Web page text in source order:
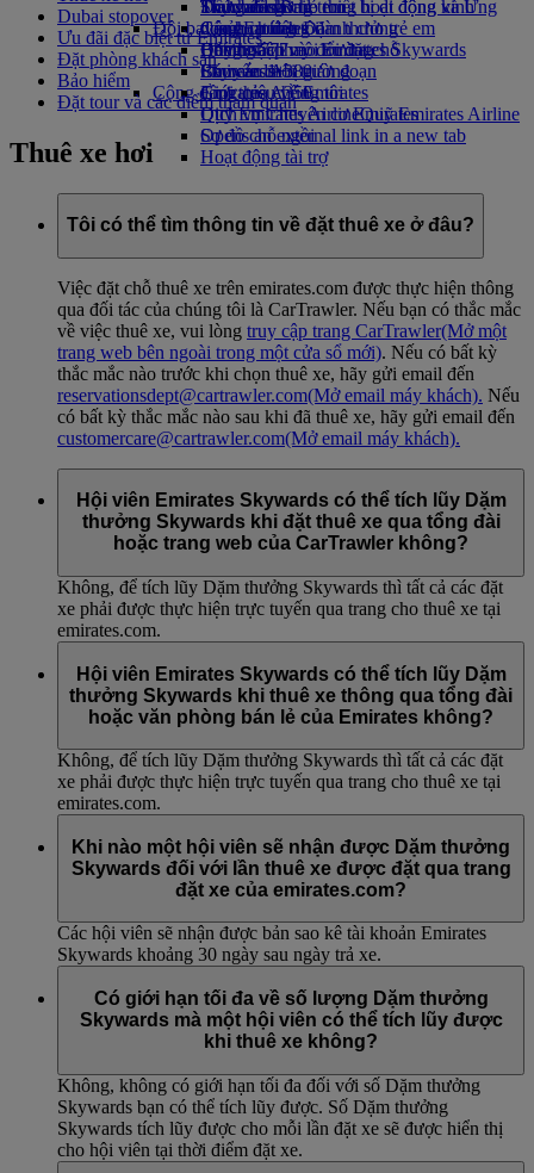
Thức uống
Đội bay của chúng tôi
Boeing 777
Emirates A380
Emirates A350
Dịch vụ Chuyên cơ Emirates
Sơ đồ chỗ ngồi
Đồ chơi cho trẻ em
Các hoạt động dành cho trẻ em
Tính bền vững trong hoạt động kinh
doanh
Chính sách môi trường
Báo cáo môi trường
Cộng đồng của chúng tôi
Quỹ Emirates AirlineQuỹ Emirates Airline
Opens an external link in a new tab
Hoạt động tài trợ
Skywards Rail
Công cụ tính Dặm thưởng
Đăng nhập vào Emirates Skywards
Skywards+
Trang dành cho thiết bị di động và Ứng
dụng Emirates
Hủy hoặc thay đổi đặt chỗ
Chuyến đi bị gián đoạn
Giới thiệu về Emirates
Dubai stopover
Ưu đãi đặc biệt từ Emirates
Đặt phòng khách sạn
Bảo hiểm
Đặt tour và các điểm tham quan
Thuê xe hơi
Tôi có thể tìm thông tin về đặt thuê xe ở đâu?
Việc đặt chỗ thuê xe trên emirates.com được thực hiện thông
qua đối tác của chúng tôi là CarTrawler. Nếu bạn có thắc mắc
về việc thuê xe, vui lòng truy cập trang CarTrawler(Mở một
trang web bên ngoài trong một cửa sổ mới). Nếu có bất kỳ
thắc mắc nào trước khi chọn thuê xe, hãy gửi email đến
reservationsdept@cartrawler.com(Mở email máy khách). Nếu
có bất kỳ thắc mắc nào sau khi đã thuê xe, hãy gửi email đến
customercare@cartrawler.com(Mở email máy khách).
Hội viên Emirates Skywards có thể tích lũy Dặm
thưởng Skywards khi đặt thuê xe qua tổng đài
hoặc trang web của CarTrawler không?
Không, để tích lũy Dặm thưởng Skywards thì tất cả các đặt
xe phải được thực hiện trực tuyến qua trang cho thuê xe tại
emirates.com.
Hội viên Emirates Skywards có thể tích lũy Dặm
thưởng Skywards khi thuê xe thông qua tổng đài
hoặc văn phòng bán lẻ của Emirates không?
Không, để tích lũy Dặm thưởng Skywards thì tất cả các đặt
xe phải được thực hiện trực tuyến qua trang cho thuê xe tại
emirates.com.
Khi nào một hội viên sẽ nhận được Dặm thưởng
Skywards đối với lần thuê xe được đặt qua trang
đặt xe của emirates.com?
Các hội viên sẽ nhận được bản sao kê tài khoản Emirates
Skywards khoảng 30 ngày sau ngày trả xe.
Có giới hạn tối đa về số lượng Dặm thưởng
Skywards mà một hội viên có thể tích lũy được
khi thuê xe không?
Không, không có giới hạn tối đa đối với số Dặm thưởng
Skywards bạn có thể tích lũy được. Số Dặm thưởng
Skywards tích lũy được cho mỗi lần đặt xe sẽ được hiển thị
cho hội viên tại thời điểm đặt xe.